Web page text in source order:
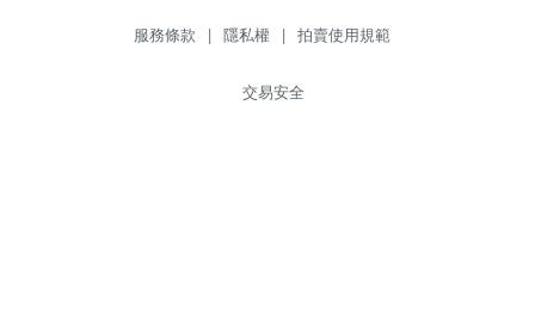
服務條款 | 隱私權 | 拍賣使用規範
交易安全